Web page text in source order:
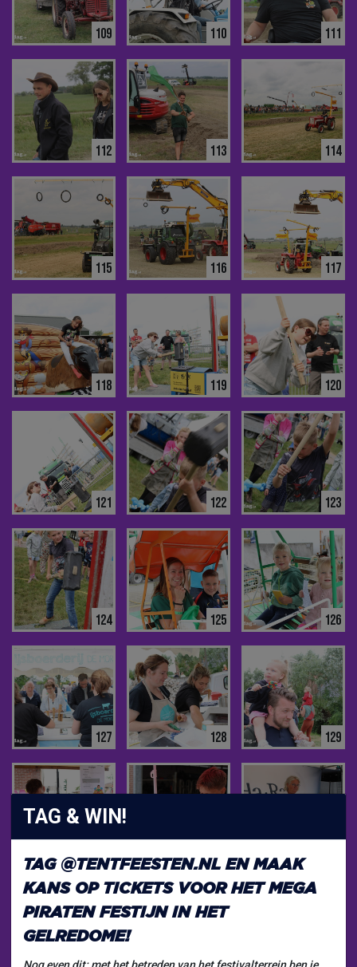
109 110 111
112 113 114
115 116 117
118 119 120
121 122 123
124 125 126
127 128 129
130 131
TAG & WIN!
TAG @TENTFEESTEN.NL EN MAAK
KANS OP TICKETS VOOR HETMEGA
PIRATEN FESTIJNIN HET
GELREDOME!